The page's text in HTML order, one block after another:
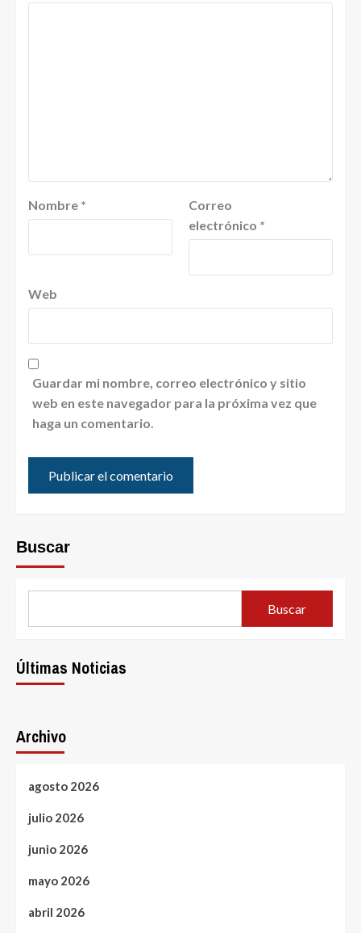
Nombre *
Correo
electrónico *
Web
Guardar mi nombre, correo electrónico y sitio
web en este navegador para la próxima vez que
haga un comentario.
Buscar
Buscar
Últimas Noticias
Archivo
agosto 2026
julio 2026
junio 2026
mayo 2026
abril 2026